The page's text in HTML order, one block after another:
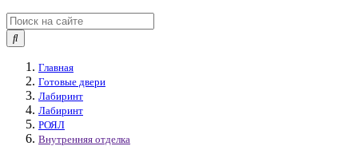
Главная
Готовые двери
Лабиринт
Лабиринт
РОЯЛ
Внутренняя отделка